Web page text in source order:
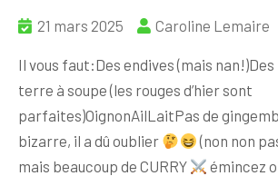
21 mars 2025 Caroline Lemaire
Il vous faut:Des endives (mais
terre à soupe (les rouges d’hier sont
parfaites)OignonAilLaitPas de
bizarre, il a dû oublier
(non non
mais beaucoup de CURRY
émincez